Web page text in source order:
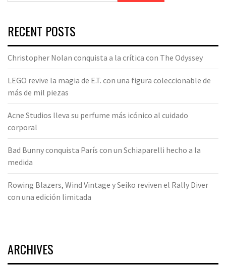
RECENT POSTS
Christopher Nolan conquista a la crítica con The Odyssey
LEGO revive la magia de E.T. con una figura coleccionable de
más de mil piezas
Acne Studios lleva su perfume más icónico al cuidado
corporal
Bad Bunny conquista París con un Schiaparelli hecho a la
medida
Rowing Blazers, Wind Vintage y Seiko reviven el Rally Diver
con una edición limitada
ARCHIVES